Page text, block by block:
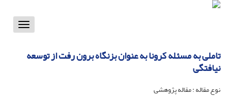
Toggle
تاملی به مسئله کرونا به عنوان بزنگاه برون رفت از توسعه
نیافتگی
نوع مقاله : مقاله پژوهشی